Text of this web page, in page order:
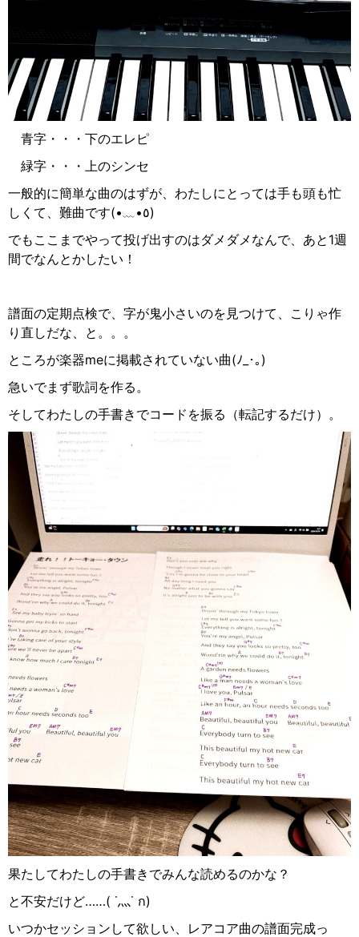
青字・・・下のエレピ
緑字・・・上のシンセ
一般的に簡単な曲のはずが、わたしにとっては手も頭も忙
しくて、難曲です(•﹏•٥)
でもここまでやって投げ出すのはダメダメなんで、あと1週
間でなんとかしたい！
譜面の定期点検で、字が鬼小さいのを見つけて、こりゃ作
り直しだな、と。。。
ところが楽器meに掲載されていない曲(ﾉ ･｡ )
急いでまず歌詞を作る。
そしてわたしの手書きでコードを振る（転記するだけ）。
果たしてわたしの手書きでみんな読めるのかな？
と不安だけど……( ˙灬˙ ก)
いつかセッションして欲しい、レアコア曲の譜面完成っ